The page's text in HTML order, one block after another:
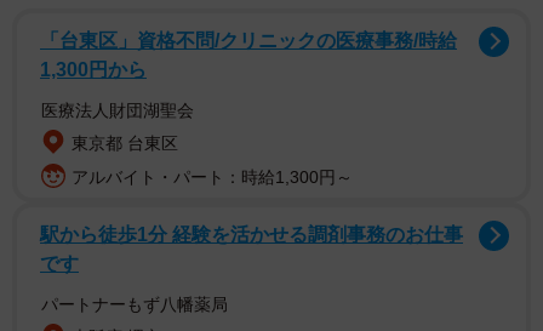
「台東区」資格不問/クリニックの医療事務/時給
1,300円から
医療法人財団湖聖会
東京都 台東区
アルバイト・パート：時給1,300円～
駅から徒歩1分 経験を活かせる調剤事務のお仕事
です
パートナーもず八幡薬局